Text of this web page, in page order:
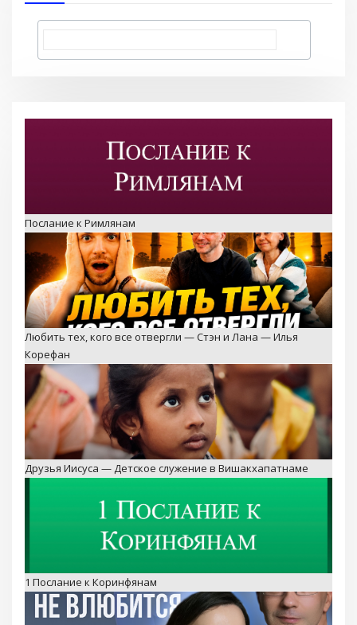
Любить тех, кого все отвергли — Стэн и Лана — Илья
Корефан
Друзья Иисуса — Детское служение в Вишакхапатнаме
1 Послание к Коринфянам
Пусть он в меня не влюбится — Невероятная история
Стэна и Ланы Путаловых — Пятайкины